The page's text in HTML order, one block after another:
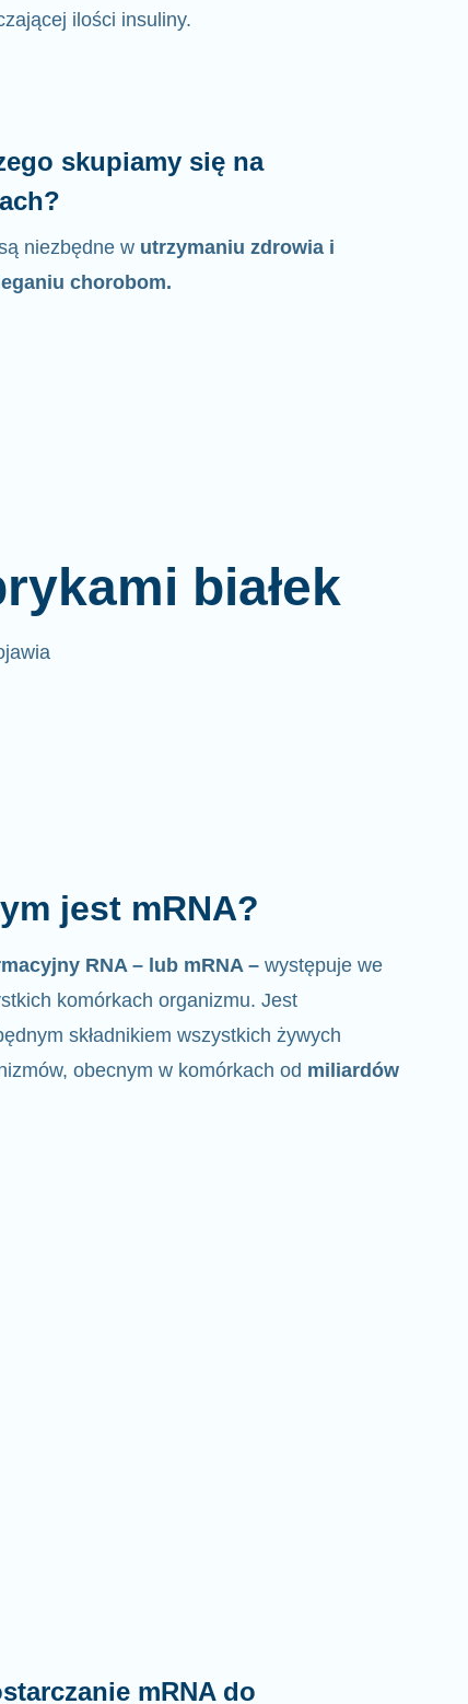
ilości insuliny.
skupiamy się na
niezbędne w utrzymaniu zdrowia i
chorobom.
białek
jest mRNA?
RNA – lub mRNA –występuje we
komórkach organizmu. Jest
składnikiem wszystkich żywych
obecnym w komórkach od miliardów
mRNA do